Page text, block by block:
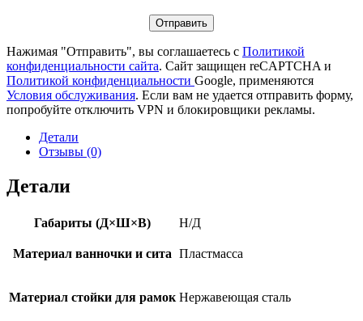
Нажимая "Отправить", вы соглашаетесь с Политикой
конфиденциальности сайта. Сайт защищен reCAPTCHA и
Политикой конфиденциальности Google, применяются
Условия обслуживания. Если вам не удается отправить форму,
попробуйте отключить VPN и блокировщики рекламы.
Детали
Отзывы (0)
Детали
Габариты (Д×Ш×В) Н/Д
Материал ванночки и сита Пластмасса
Материал стойки для рамок Нержавеющая сталь